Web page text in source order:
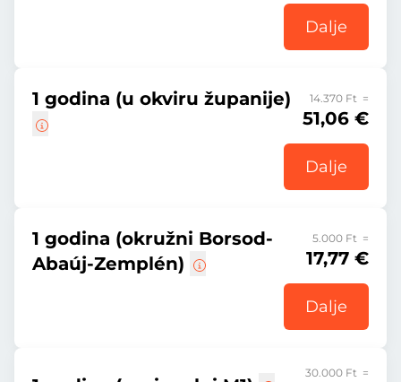
Dalje
1 godina (u okviru županije) 14.370 Ft =
51,06 €
Dalje
1 godina (okružni Borsod-
Abaúj-Zemplén)
5.000 Ft =
17,77 €
Dalje
30.000 Ft =